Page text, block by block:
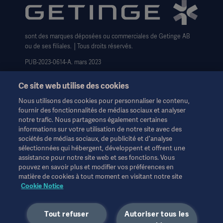
Conditions générales de vente
sont des marques déposées ou commerciales de Getinge AB
ou de ses filiales. │Tous droits réservés.
PUB-2023-0614-A. mars 2023
Ces informations sont destinées exclusivement aux
professionnels de la santé ou à d'autres publics professionnels
et sont fournies à titre d'information uniquement. Elles ne sont
pas exhaustives et ne remplacent en aucun cas le mode
d'emploi, le manuel d'entretien ou les conseils médicaux.
Getinge n'assume aucune responsabilité pour toute action ou
omission d'une partie basée sur ce matériel, et l'utilisateur s'y fie
Toute thérapie, solution ou produit mentionné peut ne pas être
disponible ou autorisé dans votre pays. Les informations ne
Ce site web utilise des cookies
Nous utilisons des cookies pour personnaliser le contenu,
fournir des fonctionnalités de médias sociaux et analyser
notre trafic. Nous partageons également certaines
informations sur votre utilisation de notre site avec des
sociétés de médias sociaux, de publicité et d'analyse
sélectionnées qui hébergent, développent et offrent une
assistance pour notre site web et ses fonctions. Vous
pouvez en savoir plus et modifier vos préférences en
matière de cookies à tout moment en visitant notre site
Cookie Notice
Autoriser tous les
Tout refuser